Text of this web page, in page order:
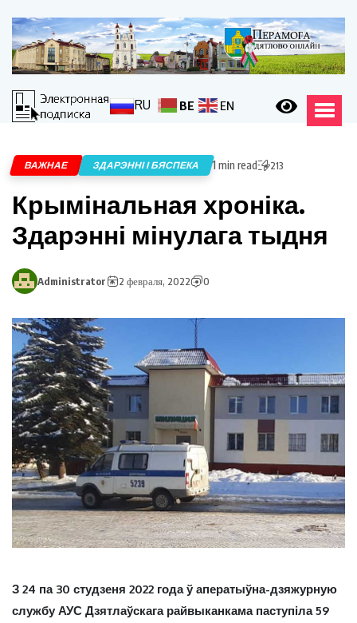
RU BE EN
ВАЖНАЕ ЗДАРЭННІ І БЯСПЕКА 1 min read 213
Крымінальная хроніка.
Здарэнні мінулага тыдня
Administrator 2 февраля, 2022 0
З 24 па 30 студзеня 2022 года ў аператыўна-дзяжурную
службу АУС Дзятлаўскага райвыканкама паступіла 59